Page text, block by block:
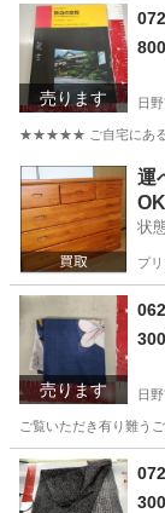
東京 日野市
売ります 日
★★★★★ ご自宅にある不
東京 日野市
運
OK
状
プ
売ります 日
ご覧いただき有り難う
東京 日野市